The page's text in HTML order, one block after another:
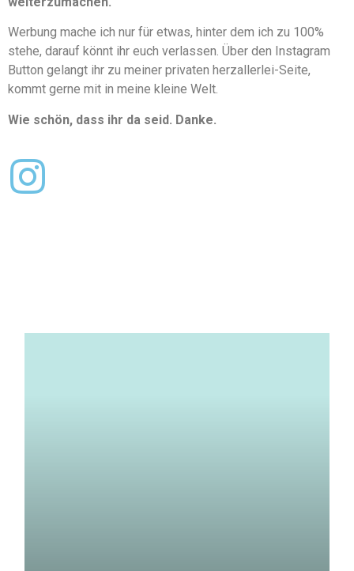
Werbung mache ich nur für etwas, hinter dem ich zu 100%
stehe, darauf könnt ihr euch verlassen. Über den Instagram
Button gelangt ihr zu meiner privaten herzallerlei-Seite,
kommt gerne mit in meine kleine Welt.
Wie schön, dass ihr da seid. Danke.